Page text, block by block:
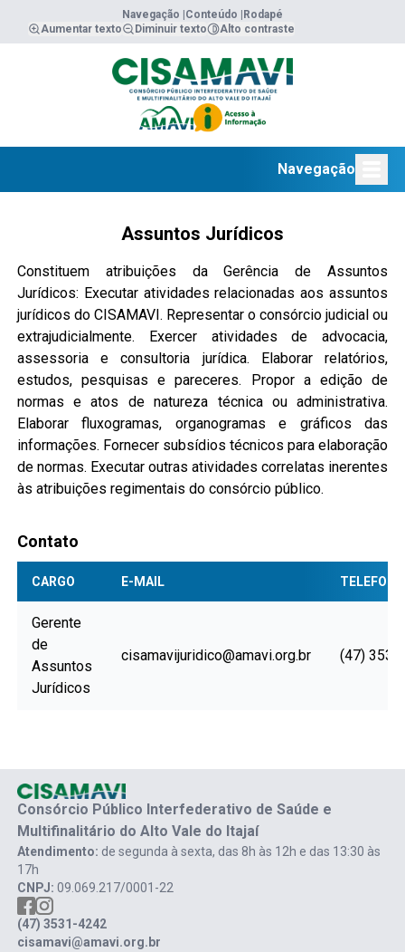
Navegação | Conteúdo |
Rodapé
Aumentar texto
Diminuir texto Alto contraste
Navegação
Assuntos Jurídicos
Constituem atribuições da Gerência de Assuntos
Jurídicos: Executar atividades relacionadas aos assuntos
jurídicos do CISAMAVI. Representar o consórcio judicial ou
extrajudicialmente. Exercer atividades de advocacia,
assessoria e consultoria jurídica. Elaborar relatórios,
estudos, pesquisas e pareceres. Propor a edição de
normas e atos de natureza técnica ou administrativa.
Elaborar fluxogramas, organogramas e gráficos das
informações. Fornecer subsídios técnicos para elaboração
de normas. Executar outras atividades correlatas inerentes
às atribuições regimentais do consórcio público.
Contato
CARGO E-MAIL
Gerente
de
Assuntos
Jurídicos
cisamavijuridico@amavi.org.br (47)
Consórcio Público Interfederativo de Saúde e
Multifinalitário do Alto Vale do Itajaí
Atendimento: de segunda à sexta, das 8h às 12h e das 13:30 às
17h
CNPJ: 09.069.217/0001-22
(47) 3531-4242
cisamavi@amavi.org.br